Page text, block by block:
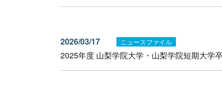
2026/03/17 ニュースファイル
2025年度 山梨学院大学・山梨学院短期大学